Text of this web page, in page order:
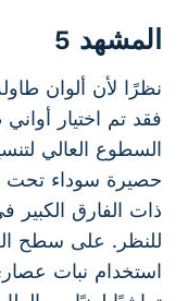
المشهد 5
نظرًا لأن ألوان
فقد تم اختيار
السطوع العالي
حصيرة سوداء تحت
ذات الفارق الكبير
للنظر. على سطح
استخدام نبات